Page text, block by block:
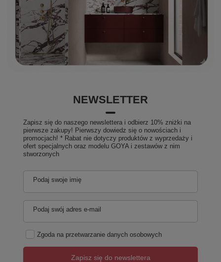
Warianty kolorystyczneWedług wzornika
Materiał
Akryl
Kształt
Instalacja
Średnica odpływu
System hydromasażu
ATTRACTION HYDRO
8590729002666
Gwarancja
2 lata
NEWSLETTER
Zapisz się do naszego newslettera i odbierz 10% zniżki na
pierwsze zakupy! Pierwszy dowiedz się o nowościach i
promocjach! * Rabat nie dotyczy produktów z wyprzedaży i
ofert specjalnych oraz modelu GOYA i zestawów z nim
stworzonych
Podaj swoje imię
Podaj swój adres e-mail
Zgoda na przetwarzanie danych osobowych
Zapisz się do newslettera